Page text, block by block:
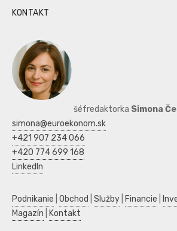
KONTAKT
šéfredaktorka Simona
simona@euroekonom.sk
+421 907 234 066
+420 774 699 168
LinkedIn
Podnikanie Obchod Služby Financie
Magazín
Kontakt